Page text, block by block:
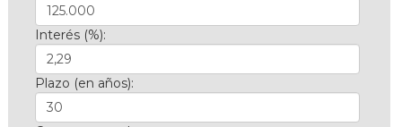
Interés (%):
Plazo (en años):